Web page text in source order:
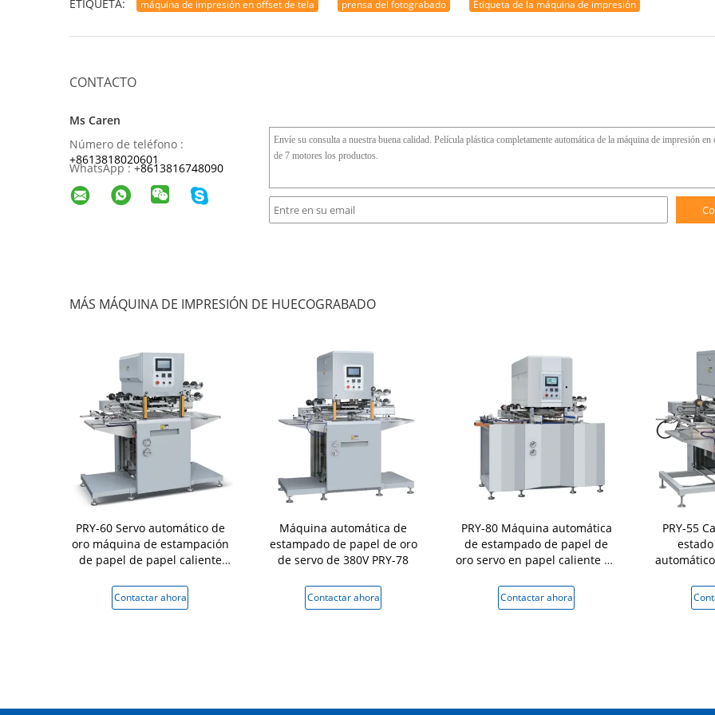
ETIQUETA: máquina de impresión en offset de tela prensa del fotograbado Etiqueta de la máquina de impresión
CONTACTO
Ms Caren
Número de teléfono :
+8613818020601
WhatsApp :+8613816748090
MÁS MÁQUINA DE IMPRESIÓN DE HUECOGRABADO
PRY-60 Servo automático de
oro máquina de estampación
de papel de papel caliente
Contactar ahora
Máquina automática de
estampado de papel de oro
de servo de 380V PRY-78
Contactar ahora
PRY-80 Máquina automática
de estampado de papel de
oro servo en papel caliente 30
Contactar ahora
PRY-55
caliente